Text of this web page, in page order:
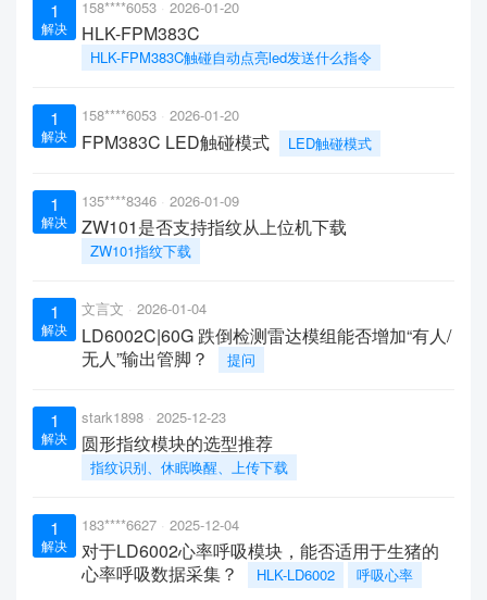
1
解决
158****6053 2026-01-20
HLK-FPM383C
HLK-FPM383C触碰自动点亮led发送什么指令
1
解决
158****6053 2026-01-20
FPM383C LED触碰模式 LED触碰模式
1
解决
135****8346 2026-01-09
ZW101是否支持指纹从上位机下载
ZW101指纹下载
1
解决
文言文 2026-01-04
LD6002C|60G 跌倒检测雷达模组能否增加“有人/
无人”输出管脚？
提问
1
解决
stark1898 2025-12-23
圆形指纹模块的选型推荐
指纹识别、休眠唤醒、上传下载
1
解决
183****6627 2025-12-04
对于LD6002心率呼吸模块，能否适用于生猪的
心率呼吸数据采集？
HLK-LD6002 呼吸心率